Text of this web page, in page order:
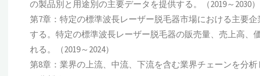
の製品別と用途別の主要データを提供する。（2019～2030）
第7章：特定の標準波長レーザー脱毛器市場における主要
する。特定の標準波長レーザー脱毛器の販売量、売上高、
れる。（2019～2024）
第8章：業界の上流、中流、下流を含む業界チェーンを分